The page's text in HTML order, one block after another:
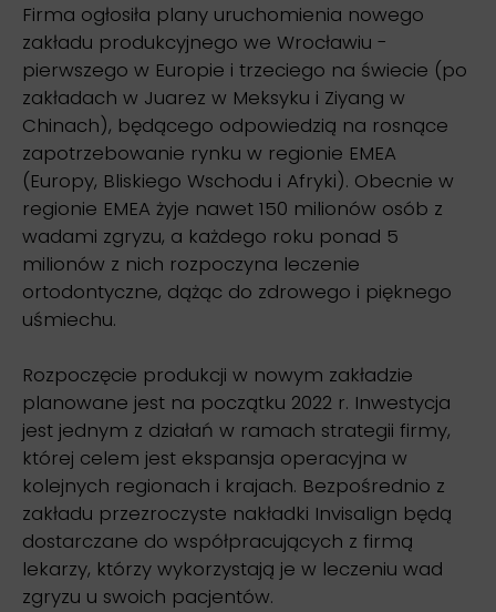
Firma ogłosiła plany uruchomienia nowego
zakładu produkcyjnego we Wrocławiu -
pierwszego w Europie i trzeciego na świecie (po
zakładach w Juarez w Meksyku i Ziyang w
Chinach), będącego odpowiedzią na rosnące
zapotrzebowanie rynku w regionie EMEA
(Europy, Bliskiego Wschodu i Afryki). Obecnie w
regionie EMEA żyje nawet 150 milionów osób z
wadami zgryzu, a każdego roku ponad 5
milionów z nich rozpoczyna leczenie
ortodontyczne, dążąc do zdrowego i pięknego
uśmiechu.
Rozpoczęcie produkcji w nowym zakładzie
planowane jest na początku 2022 r. Inwestycja
jest jednym z działań w ramach strategii firmy,
której celem jest ekspansja operacyjna w
kolejnych regionach i krajach. Bezpośrednio z
zakładu przezroczyste nakładki Invisalign będą
dostarczane do współpracujących z firmą
lekarzy, którzy wykorzystają je w leczeniu wad
zgryzu u swoich pacjentów.